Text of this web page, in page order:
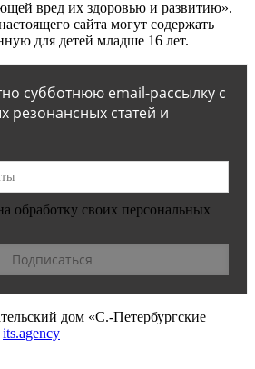
вред их здоровью и развитию».
сайта могут содержать
для детей младше 16 лет.
субботнюю email-рассылку с
резонансных статей и
обработку своих персональных
дом «С.-Петербургские
its.agency